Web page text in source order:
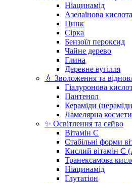
Ніацинамід
Азелаїнова кислота
Цинк
Сірка
Бензоїл пероксид
Чайне дерево
Глина
Деревне вугілля
💧 Зволоження та
Гіалуронова
Пантенол
Кераміди
Ламелярна
✨ Освітлення та сяйво
Вітамін С
Стабільні форми
Кислий вітамін С
Транексамова
Ніацинамід
Глутатіон